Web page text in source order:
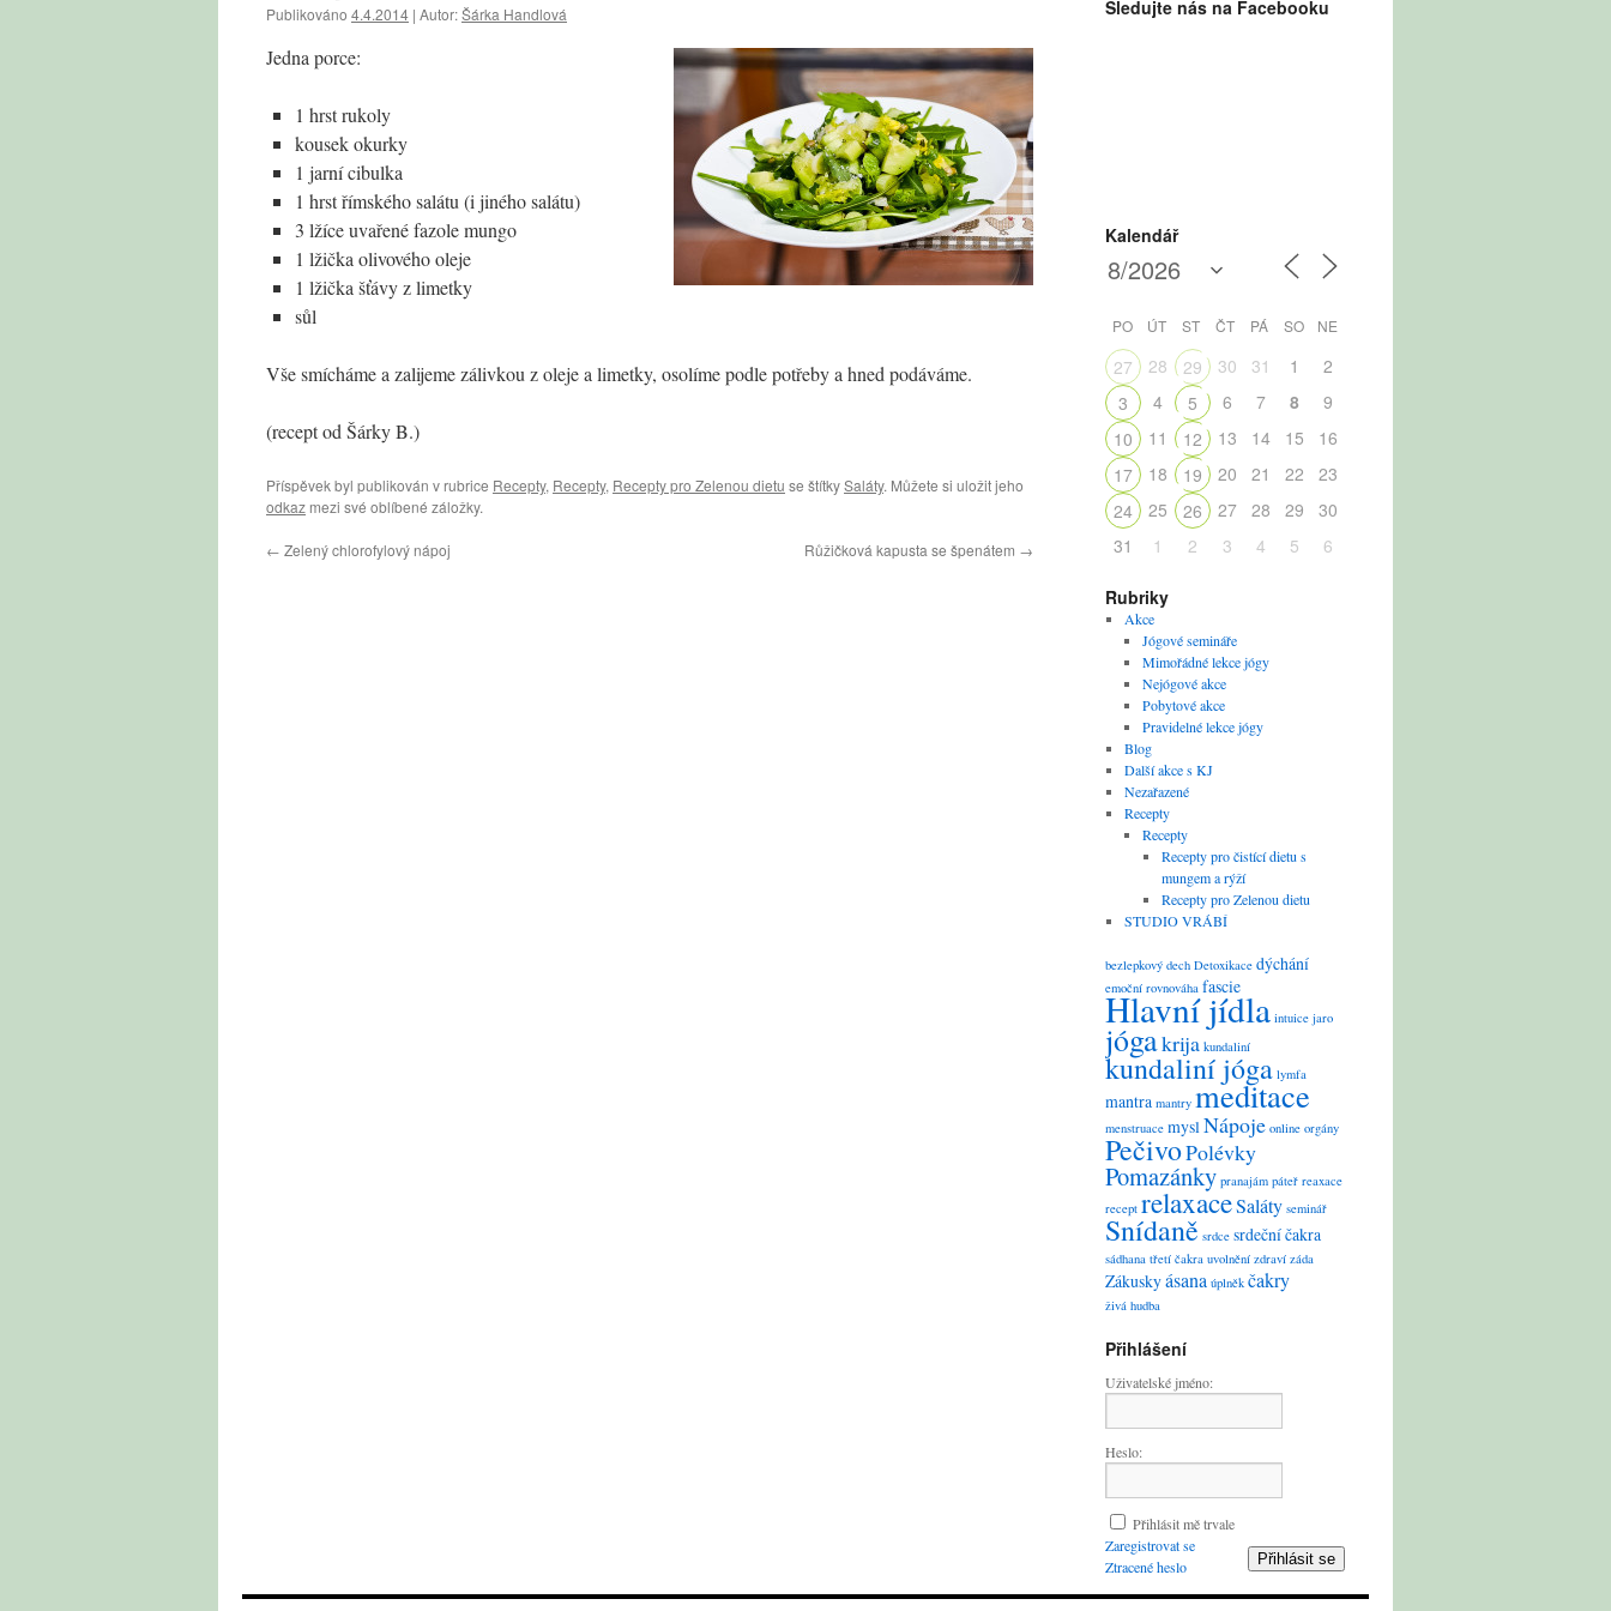
Publikováno 4.4.2014 | Autor:Šárka Handlová
Jedna porce:
1 hrst rukoly
kousek okurky
1 jarní cibulka
1 hrst římského salátu (i jiného salátu)
3 lžíce uvařené fazole mungo
1 lžička olivového oleje
1 lžička šťávy z limetky
sůl
Vše smícháme a zalijeme zálivkou z oleje a limetky, osolíme podle potřeby a hned podáváme.
(recept od Šárky B.)
Příspěvek byl publikován v rubrice Recepty, Recepty, Recepty pro Zelenou dietu se štítkySaláty. Můžete si uložit jeho
odkaz mezi své oblíbené záložky.
← Zelený chlorofylový nápoj Růžičková kapusta se špenátem →
Sledujte nás na Facebooku
Kalendář
PO ÚT ST ČT PÁ SO NE
27 28 29 30 31 1
2
3
4 5 6 7 8
9
10
11 12 13 14 15
16
17
18 19 20 21 22
23
24
25 26 27 28 29
30
31
1 2 3 4 5 6
Rubriky
Akce
Jógové semináře
Mimořádné lekce jógy
Nejógové akce
Pobytové akce
Pravidelné lekce jógy
Blog
Další akce s KJ
Nezařazené
Recepty
Recepty
Recepty pro čistící dietu s
mungem a rýží
Recepty pro Zelenou dietu
STUDIO VRÁBÍ
bezlepkový dech Detoxikace dýchání
emoční rovnováha fascie
Hlavní jídla intuice jaro
jógakrija kundaliní
kundaliní jóga lymfa
mantra mantry meditace
menstruace myslNápoje online orgány
PečivoPolévky
Pomazánky pranajám páteř reaxace
recept relaxaceSaláty seminář
Snídaně srdce srdeční čakra
sádhana třetí čakra uvolnění zdraví záda
Zákuskyásana úplněk čakry
živá hudba
Přihlášení
Uživatelské jméno:
Heslo:
Přihlásit mě trvale
Přihlásit se
Zaregistrovat se
Ztracené heslo